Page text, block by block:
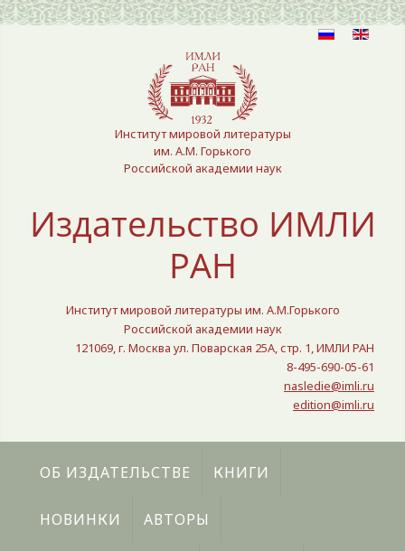
Выберите язык
Институт мировой литературы
им. А.М. Горького
Российской академии наук
Издательство ИМЛИ
РАН
Институт мировой литературы им. А.М.Горького
Российской академии наук
121069, г. Москва ул. Поварская 25A, стр. 1, ИМЛИ РАН
8-495-690-05-61
nasledie@imli.ru
edition@imli.ru
ОБ ИЗДАТЕЛЬСТВЕ КНИГИ
НОВИНКИ АВТОРЫ